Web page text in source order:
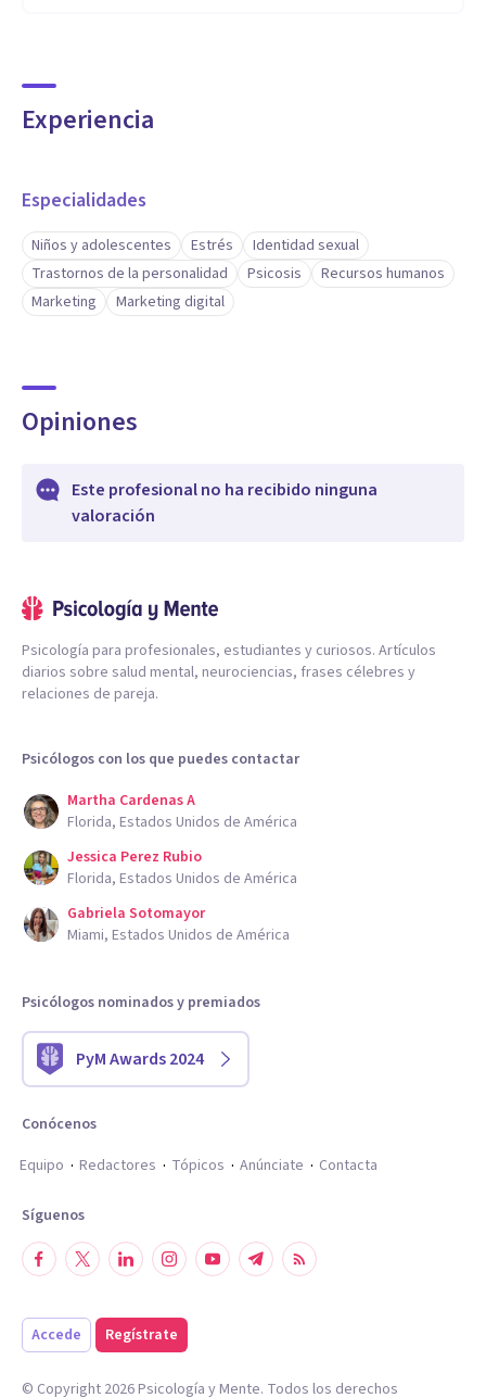
Experiencia
Especialidades
Niños y adolescentes Estrés
Identidad sexual
Trastornos de la personalidad
Psicosis
Recursos humanos
Marketing
Marketing digital
Opiniones
Este profesional no ha recibido ninguna
valoración
Psicología para profesionales, estudiantes y curiosos. Artículos
diarios sobre salud mental, neurociencias, frases célebres y
relaciones de pareja.
Psicólogos con los que puedes contactar
Martha Cardenas A
Florida, Estados Unidos de América
Jessica Perez Rubio
Florida, Estados Unidos de América
Gabriela Sotomayor
Miami, Estados Unidos de América
Psicólogos nominados y premiados
PyM Awards 2024
Conócenos
Equipo
Redactores Tópicos Anúnciate Contacta
Síguenos
Accede Regístrate
© Copyright 2026Psicología y Mente. Todos los derechos